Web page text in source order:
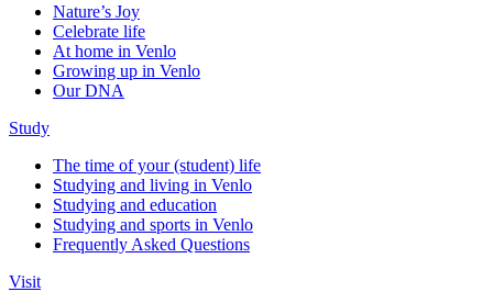
Nature’s Joy
Celebrate life
At home in Venlo
Growing up in Venlo
Our DNA
Study
The time of your (student) life
Studying and living in Venlo
Studying and education
Studying and sports in Venlo
Frequently Asked Questions
Visit